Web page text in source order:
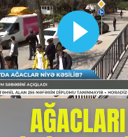
ağacları kim